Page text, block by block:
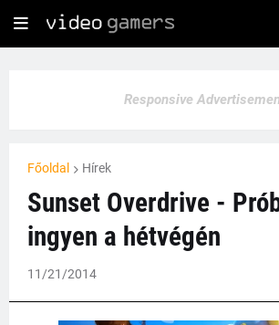
Responsive
Főoldal Hírek
Sunset Overdrive -
ingyen a hétvégén
11/21/2014